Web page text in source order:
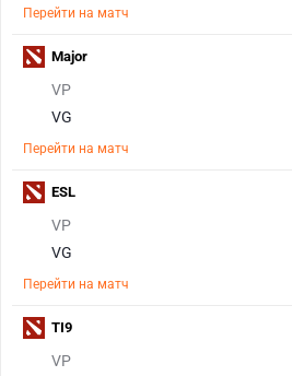
Перейти на матч
VP
VG
Перейти на матч
Major
VP
VG
Перейти на матч
ESL
VP
TI9